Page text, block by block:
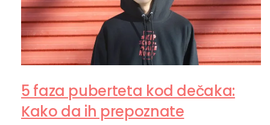
5 faza puberteta kod dečaka:
Kako da ih prepoznate